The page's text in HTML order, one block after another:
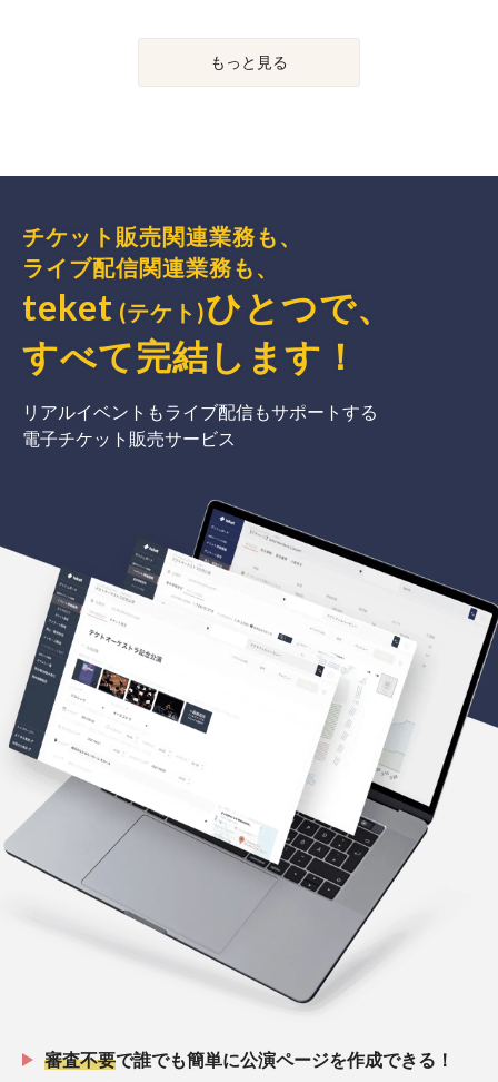
もっと見る
チケット販売関連業務も、
ライブ配信関連業務も、
teket (テケト)ひとつで、
すべて完結 します ！
リアルイベントもライブ配信もサポートする
電子チケット販売サービス
審査不要で誰でも簡単に公演ページを作成できる！